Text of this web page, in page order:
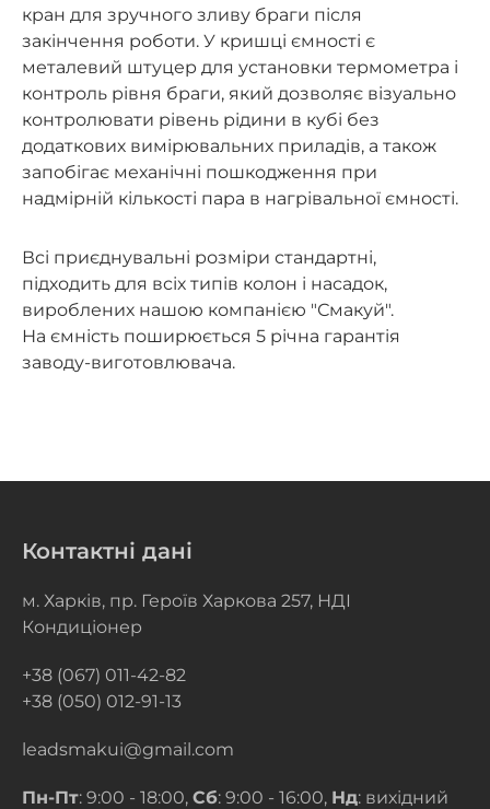
кран для зручного зливу браги після
закінчення роботи. У кришці ємності є
металевий штуцер для установки термометра і
контроль рівня браги, який дозволяє візуально
контролювати рівень рідини в кубі без
додаткових вимірювальних приладів, а також
запобігає механічні пошкодження при
надмірній кількості пара в нагрівальної ємності.
Всі приєднувальні розміри стандартні,
підходить для всіх типів колон і насадок,
вироблених нашою компанією "Смакуй".
На ємність поширюється 5 річна гарантія
заводу-виготовлювача.
Контактні дані
м. Харків, пр. Героїв Харкова 257, НДІ
Кондиціонер
+38 (067) 011-42-82
+38 (050) 012-91-13
leadsmakui@gmail.com
Пн-Пт: 9:00 - 18:00, Сб: 9:00 - 16:00, Нд: вихідний